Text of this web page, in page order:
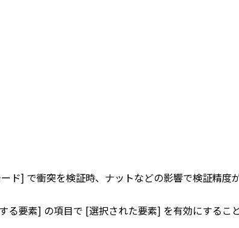
] で衝突を検証時、ナットなどの影響で検証精度
る要素] の項目で [選択された要素] を有効にすること